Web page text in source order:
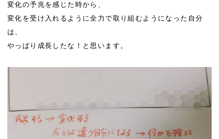
変化の予兆を感じた時から、
変化を受け入れるように全力で取り組むようになった自分
は、
やっぱり成長したな！と思います。